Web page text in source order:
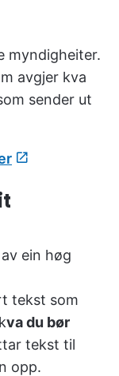
myndigheiter.
avgjer kva
sender ut
ein høg
tekst som
va du bør
tekst til
opp.